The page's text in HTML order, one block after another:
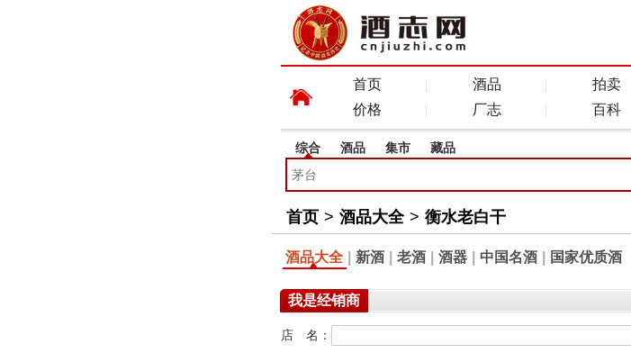
首页 酒品 拍卖
价格
厂志 百科
综合 酒品 集市 藏品
首页 > 酒品大全 > 衡水老白干
酒品大全 新酒 老酒 酒器 中国名酒 国家优质酒
我是经销商
店 名：